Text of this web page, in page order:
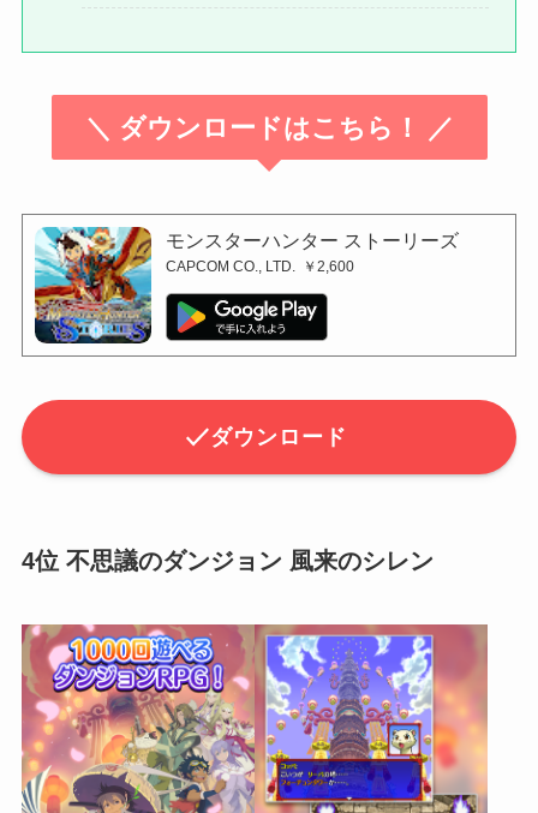
＼ ダウンロードはこちら！ ／
モンスターハンター ストーリーズ
CAPCOM CO., LTD. ￥2,600
ダウンロード
4位 不思議のダンジョン 風来のシレン